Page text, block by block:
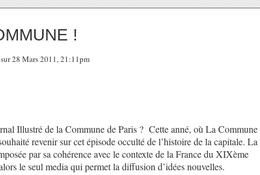
!
28 Mars 2011, 21:11pm
Illustré de la Commune de Paris ? Cette anné, où La Commune
revenir sur cet épisode occulté de l’histoire de la capitale. La
par sa cohérence avec le contexte de la France du XIXème
le seul media qui permet la diffusion d’idées nouvelles.